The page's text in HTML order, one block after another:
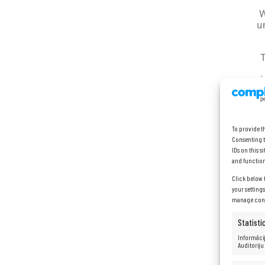
To provide
Consenting
IDs on this
and
Click below
your
manage
Auditoriju